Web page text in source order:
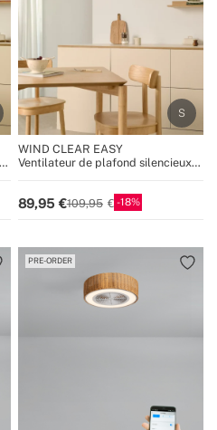
WIND CLEAR EASY
Ventilateur de plafond silencieux
89,95 109,95 18
PRE-ORDER